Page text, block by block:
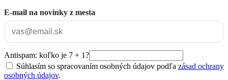
E-mail na novinky z mesta
Antispam: koľko je 7 + 1?
Súhlasím so spracovaním osobných údajov podľa zásad ochrany
osobných údajov.